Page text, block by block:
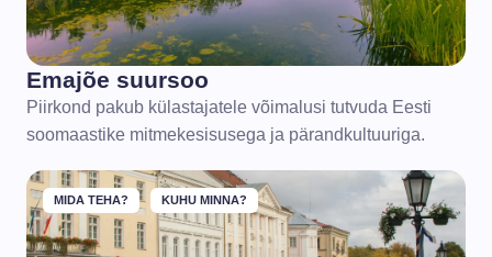
Emajõe suursoo
Piirkond pakub külastajatele võimalusi tutvuda Eesti
soomaastike mitmekesisusega ja pärandkultuuriga.
MIDA TEHA? KUHU MINNA?